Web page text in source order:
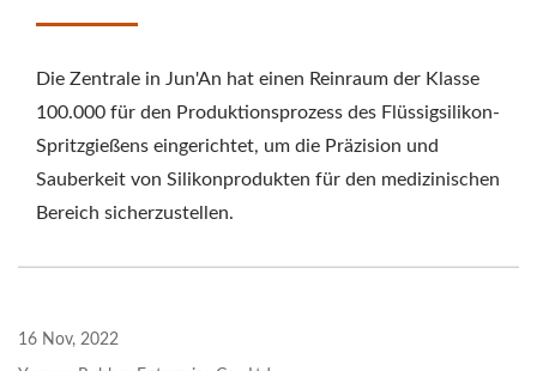
Die Zentrale in Jun'An hat einen Reinraum der Klasse
100.000 für den Produktionsprozess des Flüssigsilikon-
Spritzgießens eingerichtet, um die Präzision und
Sauberkeit von Silikonprodukten für den medizinischen
Bereich sicherzustellen.
16 Nov, 2022